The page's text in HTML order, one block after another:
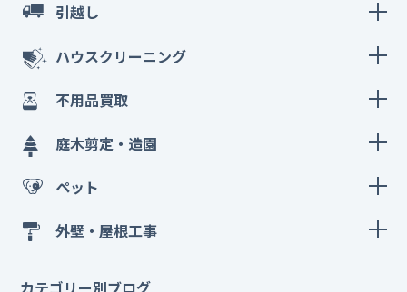
引越し
ハウスクリーニング
不用品買取
庭木剪定・造園
ペット
外壁・屋根工事
カテゴリー別ブログ